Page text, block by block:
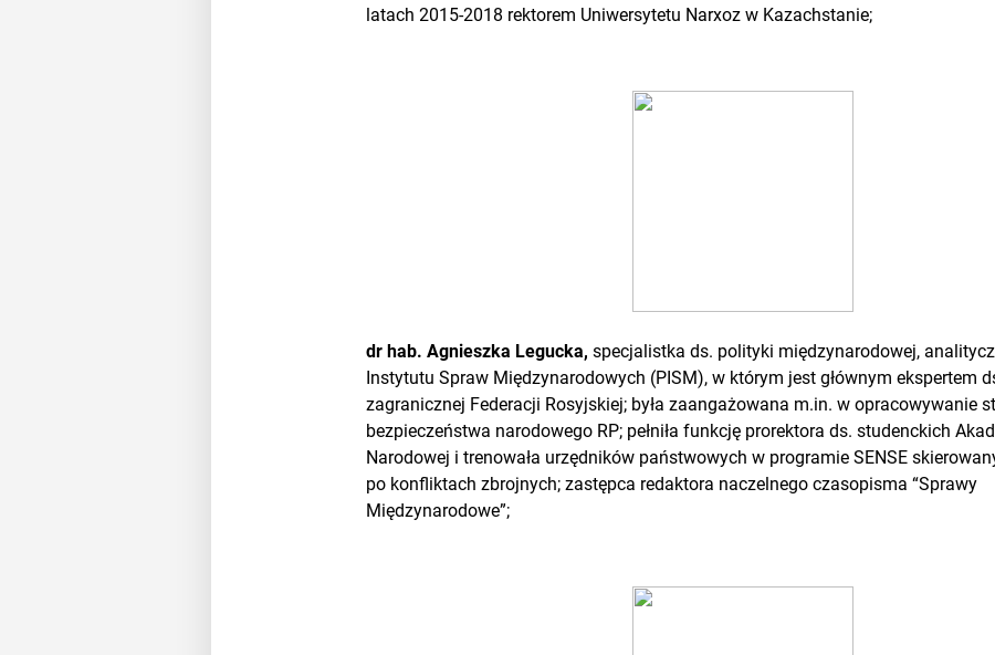
latach 2015-2018 rektorem Uniwersytetu Narxoz w Kazachstanie;
dr hab. Agnieszka Legucka, specjalistka ds. polityki międzynarodowej,
Instytutu Spraw Międzynarodowych (PISM), w którym jest głównym ekspertem
zagranicznej Federacji Rosyjskiej; była zaangażowana m.in. w opracowywanie
bezpieczeństwa narodowego RP; pełniła funkcję prorektora ds. studenckich
Narodowej i trenowała urzędników państwowych w programie SENSE
po konfliktach zbrojnych; zastępca redaktora naczelnego czasopisma “Sprawy
Międzynarodowe”;